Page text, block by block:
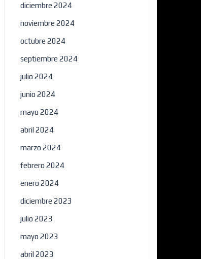
diciembre 2024
noviembre 2024
octubre 2024
septiembre 2024
julio 2024
junio 2024
mayo 2024
abril 2024
marzo 2024
febrero 2024
enero 2024
diciembre 2023
julio 2023
mayo 2023
abril 2023